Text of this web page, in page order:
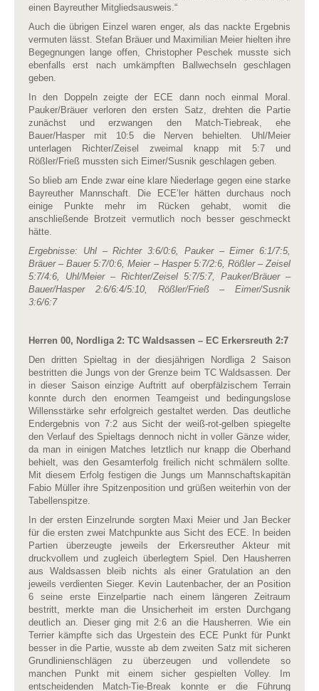
einen Bayreuther Mitgliedsausweis.“
Auch die übrigen Einzel waren enger, als das nackte Ergebnis
vermuten lässt. Stefan Bräuer und Maximilian Meier hielten ihre
Begegnungen lange offen, Christopher Peschek musste sich
ebenfalls erst nach umkämpften Ballwechseln geschlagen
geben.
In den Doppeln zeigte der ECE dann noch einmal Moral.
Pauker/Bräuer verloren den ersten Satz, drehten die Partie
zunächst und erzwangen den Match-Tiebreak, ehe
Bauer/Hasper mit 10:5 die Nerven behielten. Uhl/Meier
unterlagen Richter/Zeisel zweimal knapp mit 5:7 und
Rößler/Frieß mussten sich Eimer/Susnik geschlagen geben.
So blieb am Ende zwar eine klare Niederlage gegen eine starke
Bayreuther Mannschaft. Die ECE’ler hätten durchaus noch
einige Punkte mehr im Rücken gehabt, womit die
anschließende Brotzeit vermutlich noch besser geschmeckt
hätte.
Ergebnisse: Uhl – Richter 3:6/0:6, Pauker – Eimer 6:1/7:5,
Bräuer – Bauer 5:7/0:6, Meier – Hasper 5:7/2:6, Rößler – Zeisel
5:7/4:6, Uhl/Meier – Richter/Zeisel 5:7/5:7, Pauker/Bräuer –
Bauer/Hasper 2:6/6:4/5:10, Rößler/Frieß – Eimer/Susnik
3:6/6:7
Herren 00, Nordliga 2: TC Waldsassen – EC Erkersreuth 2:7
Den dritten Spieltag in der diesjährigen Nordliga 2 Saison
bestritten die Jungs von der Grenze beim TC Waldsassen. Der
in dieser Saison einzige Auftritt auf oberpfälzischem Terrain
konnte durch den enormen Teamgeist und bedingungslose
Willensstärke sehr erfolgreich gestaltet werden. Das deutliche
Endergebnis von 7:2 aus Sicht der weiß-rot-gelben spiegelte
den Verlauf des Spieltags dennoch nicht in voller Gänze wider,
da man in einigen Matches letztlich nur knapp die Oberhand
behielt, was den Gesamterfolg freilich nicht schmälern sollte.
Mit diesem Erfolg festigen die Jungs um Mannschaftskapitän
Fabio Müller ihre Spitzenposition und grüßen weiterhin von der
Tabellenspitze.
In der ersten Einzelrunde sorgten Maxi Meier und Jan Becker
für die ersten zwei Matchpunkte aus Sicht des ECE. In beiden
Partien überzeugte jeweils der Erkersreuther Akteur mit
druckvollem und zugleich überlegtem Spiel. Den Hausherren
aus Waldsassen bleib nichts als einer Gratulation an den
jeweils verdienten Sieger. Kevin Lautenbacher, der an Position
6 seine erste Einzelpartie nach einem längeren Zeitraum
bestritt, merkte man die Unsicherheit im ersten Durchgang
deutlich an. Dieser ging mit 2:6 an die Hausherren. Wie ein
Terrier kämpfte sich das Urgestein des ECE Punkt für Punkt
besser in die Partie, wusste ab dem zweiten Satz mit sicheren
Grundlinienschlägen zu überzeugen und vollendete so
manchen Punkt mit einem sicher gespielten Volley. Im
entscheidenden Match-Tie-Break konnte er die Führung